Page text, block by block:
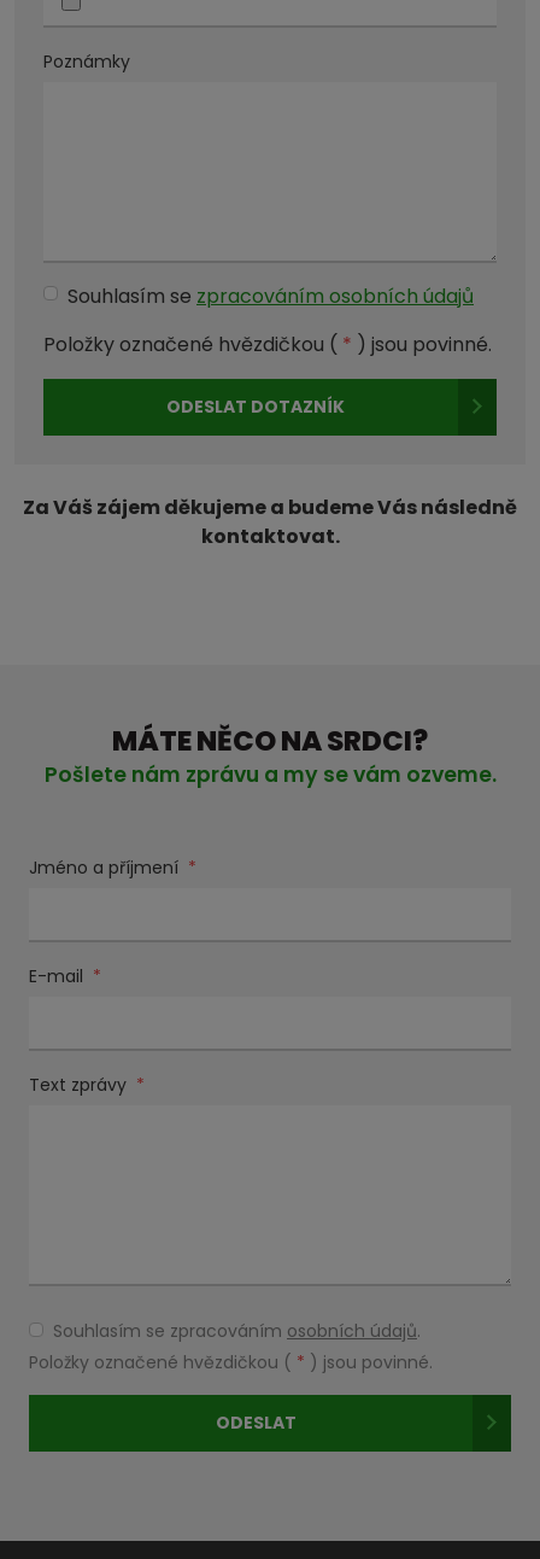
Poznámky
Souhlasím
zpracováním
osobních
Souhlasím se zpracováním osobních údajů
Položky označené hvězdičkou ( * ) jsou povinné.
ODESLAT DOTAZNÍK
nepodařilo
Za Váš zájem děkujeme a budeme Vás následně
kontaktovat.
MÁTE NĚCO NA SRDCI?
Pošlete nám zprávu a my se vám ozveme.
Jméno a příjmení *
E-mail *
Text zprávy *
Souhlasím
se
zpracováním
osobních
Souhlasím se zpracováním osobních údajů.
Položky označené hvězdičkou ( * ) jsou povinné.
ODESLAT
nepodařilo